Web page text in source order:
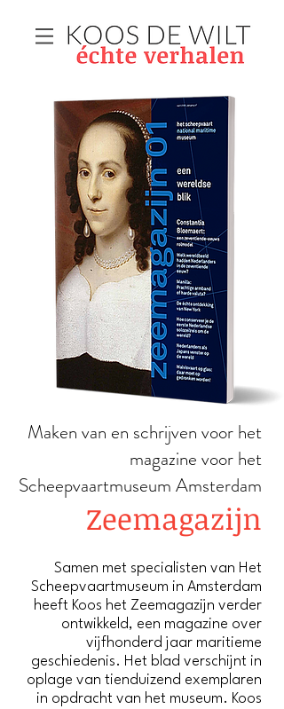
Maken van en schrijven voor het
magazine voor het
Scheepvaartmuseum Amsterdam
Zeemagazijn
Samen met specialisten van Het
Scheepvaartmuseum in Amsterdam
heeft Koos het Zeemagazijn verder
ontwikkeld, een magazine over
vijfhonderd jaar maritieme
geschiedenis. Het blad verschijnt in
oplage van tienduizend exemplaren
in opdracht van het museum. Koos